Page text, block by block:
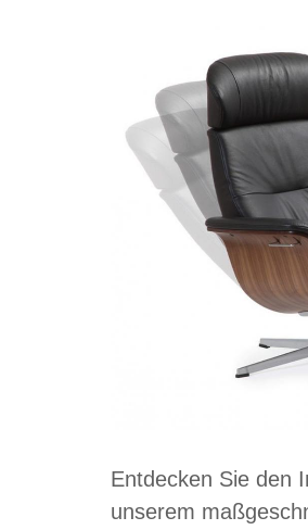
Entdecken Sie den
unserem